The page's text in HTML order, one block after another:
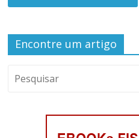
Encontre um artigo